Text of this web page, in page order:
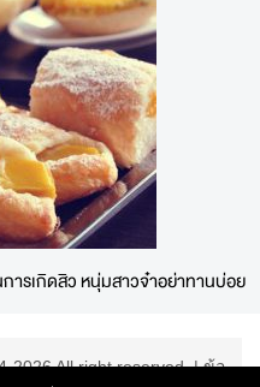
การเกิดสิว หนุ่มสาวจ๋าอย่าทานบ่อย
2026 All right reserved. |ข้อ